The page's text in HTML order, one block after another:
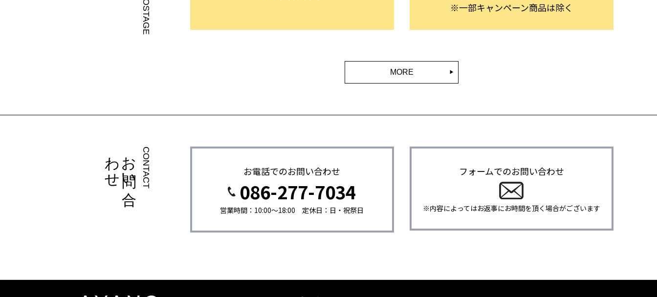
※一部キャンペーン商品は除く
MORE
CONTACT
お
問い
合
わ
せ お電話でのお問い合わせ
086-277-7034
営業時間：10:00〜18:00 定休日：日・祝祭日
フォームでのお問い合わせ
※内容によってはお返事にお時間を頂く場合がございます